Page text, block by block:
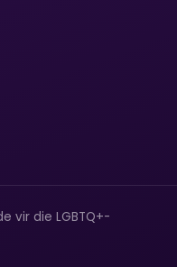
vir die LGBTQ+-